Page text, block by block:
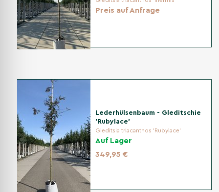
Preis auf Anfrage
Lederhülsenbaum - Gleditschie
'Rubylace'
Gleditsia triacanthos 'Rubylace'
Auf Lager
349,95 €